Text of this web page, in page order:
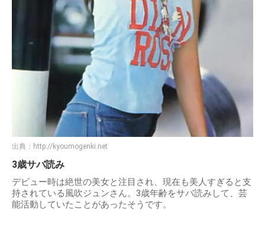
出典： http://kyoumogenki.net
3歳サバ読み
デビュー時は絶世の美女と注目され、現在も美人すぎると支
持されている風吹ジュンさん。3歳年齢をサバ読みして、芸
能活動していたことがあったそうです。